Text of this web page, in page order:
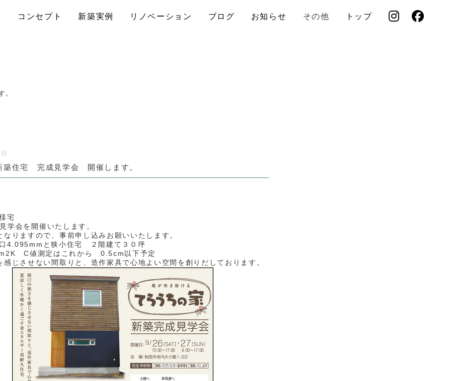
コンセプト 新築実例 リノベーション ブログ お知らせ その他 トップ
。
築住宅 完成見学会 開催します。
I様宅
学会を開催いたします。
なりますので、事前申し込みお願いいたします。
4.095mmと狭小住宅 ２階建て３０坪
C値測定はこれから 0.5cm以下予定
感じさせない間取りと、造作家具で心地よい空間を創りだしております。